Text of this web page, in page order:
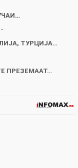
ТУРЦИЈА…
ПРЕЗЕМААТ…